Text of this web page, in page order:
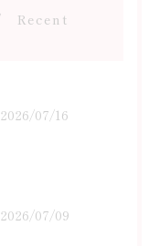
Recent
2026/07/16
2026/07/09